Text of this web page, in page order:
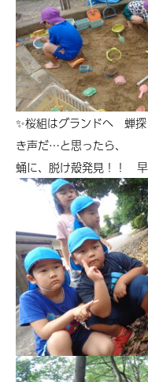
✨桜組はグランドへ 蝉探
き声だ…と思ったら、
蛹に、脱け殻発見！！